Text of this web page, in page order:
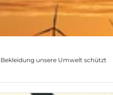
unsere Umwelt schützt